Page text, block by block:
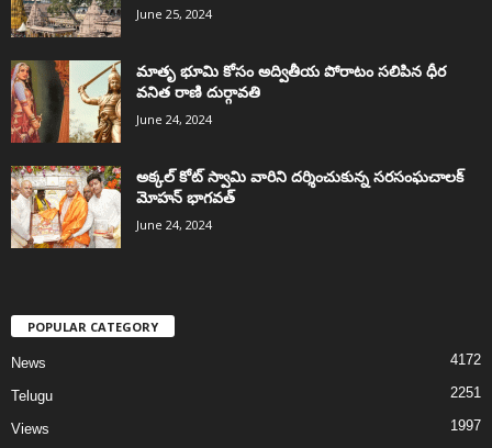
June 25, 2024
మాతృ భూమి కోసం అద్వితీయ పోరాటం సలిపిన ధీర
వనిత రాణి దుర్గావతి
June 24, 2024
అక్కల్‌ కోట్‌ స్వామి వారిని దర్శించుకున్న సరసంఘచాలక్
మోహన్ భాగవత్
June 24, 2024
POPULAR CATEGORY
News 4172
Telugu 2251
Views 1997